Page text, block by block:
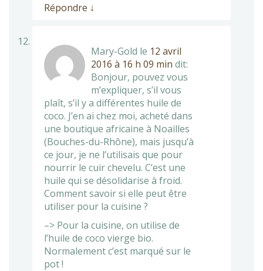
Répondre ↓
Mary-Gold le 12 avril
2016 à 16 h 09 min dit:
Bonjour, pouvez vous
m’expliquer, s’il vous
plaît, s’il y a différentes huile de
coco. J’en ai chez moi, acheté dans
une boutique africaine à Noailles
(Bouches-du-Rhône), mais jusqu’à
ce jour, je ne l’utilisais que pour
nourrir le cuir chevelu. C’est une
huile qui se désolidarise à froid.
Comment savoir si elle peut être
utiliser pour la cuisine ?
–> Pour la cuisine, on utilise de
l’huile de coco vierge bio.
Normalement c’est marqué sur le
pot !